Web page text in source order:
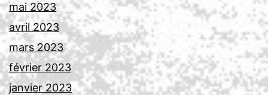
mai 2023
avril 2023
mars 2023
février 2023
janvier 2023